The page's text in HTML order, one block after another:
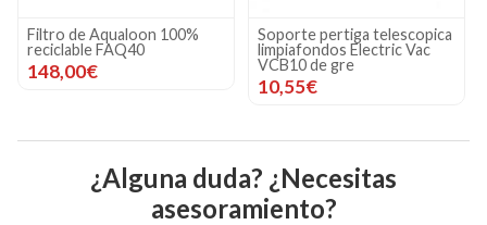
Filtro de Aqualoon 100%
reciclable FAQ40
148,00€
Soporte pertiga telescopica
limpiafondos Electric Vac
VCB10 de gre
10,55€
¿Alguna duda? ¿Necesitas
asesoramiento?